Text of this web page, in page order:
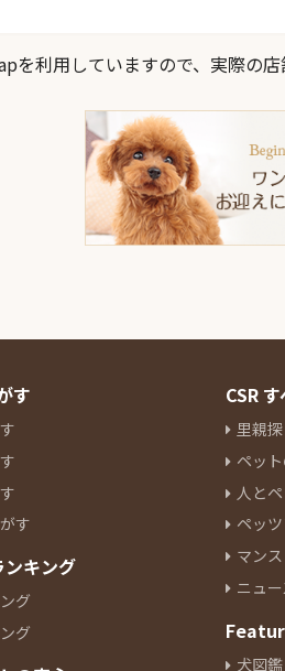
を利用していますので、実際の
す
す
キング
グ
グ
CSR
里親
ペッ
人と
ペッ
マン
ニュ
犬図鑑